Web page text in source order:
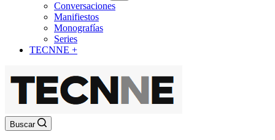
Conversaciones
Manifiestos
Monografías
Series
TECNNE +
Buscar